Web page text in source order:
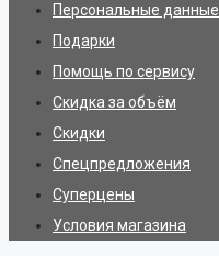
Персональные данные
Подарки
Помощь по сервису
Скидка за объём
Скидки
Спецпредложения
Суперцены
Условия магазина